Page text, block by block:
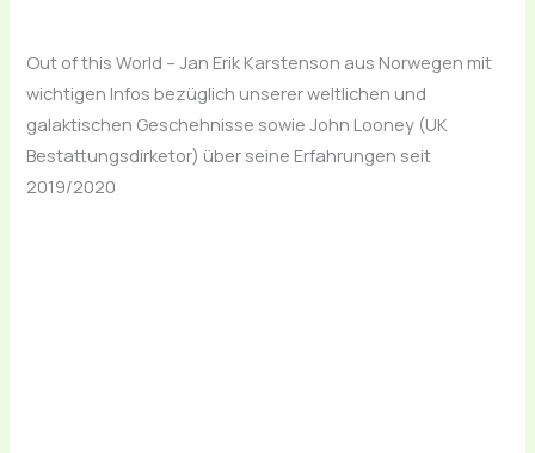
Out of this World – Jan Erik Karstenson aus Norwegen mit
wichtigen Infos bezüglich unserer weltlichen und
galaktischen Geschehnisse sowie John Looney (UK
Bestattungsdirketor) über seine Erfahrungen seit
2019/2020